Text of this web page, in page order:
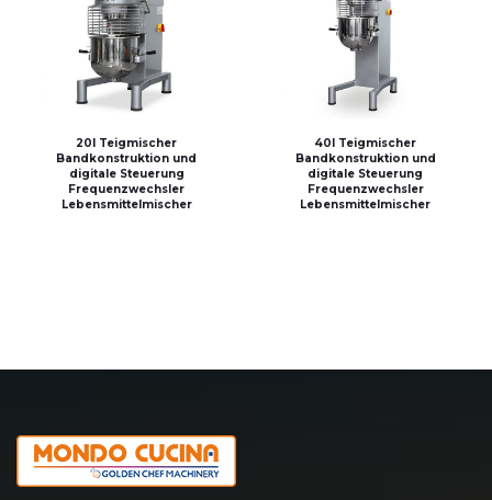
20l Teigmischer
Bandkonstruktion und
digitale Steuerung
Frequenzwechsler
Lebensmittelmischer
40l Teigmischer
Bandkonstruktion und
digitale Steuerung
Frequenzwechsler
Lebensmittelmischer